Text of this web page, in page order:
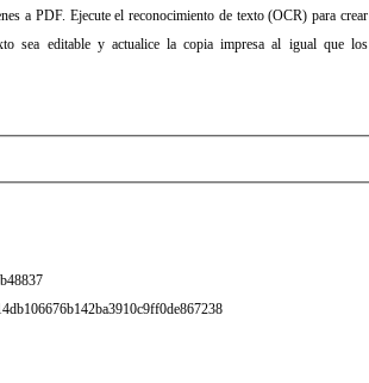
a PDF. Ejecute el reconocimiento de texto (OCR) para crear
sea editable y actualice la copia impresa al igual que los